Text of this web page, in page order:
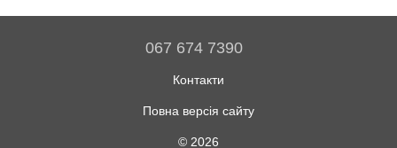
067 674 7390
Контакти
Повна версія сайту
© 2026